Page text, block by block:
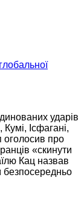
ударів
Ісфагані,
про
«скинути
Кац назвав